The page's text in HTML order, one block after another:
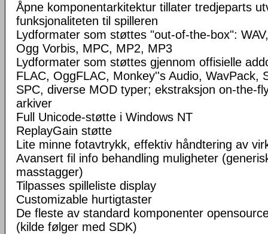
Åpne komponentarkitektur tillater tredjeparts
funksjonaliteten til spilleren
Lydformater som støttes "out-of-the-box":
Ogg Vorbis, MPC, MP2, MP3
Lydformater som støttes gjennom offisielle
FLAC, OggFLAC, Monkey''s Audio, WavPack,
SPC, diverse MOD typer; ekstraksjon on-the-
arkiver
Full Unicode-støtte i Windows NT
ReplayGain støtte
Lite minne fotavtrykk, effektiv håndtering av
Avansert fil info behandling muligheter
masstagger)
Tilpasses spilleliste display
Customizable hurtigtaster
De fleste av standard komponenter
(kilde følger med SDK)